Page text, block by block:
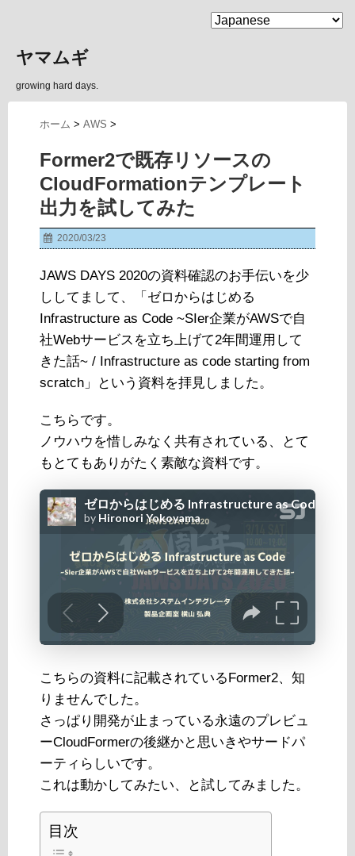
MENU
ヤマムギ
growing hard days.
ホーム > AWS >
Former2で既存リソースの
CloudFormationテンプレート
出力を試してみた
2020/03/23
JAWS DAYS 2020の資料確認のお手伝いを少
ししてまして、「ゼロからはじめる
Infrastructure as Code ~SIer企業がAWSで⾃
社Webサービスを⽴ち上げて2年間運⽤して
きた話~ / Infrastructure as code starting from
scratch」という資料を拝見しました。
こちらです。
ノウハウを惜しみなく共有されている、とて
もとてもありがたく素敵な資料です。
こちらの資料に記載されているFormer2、知
りませんでした。
さっぱり開発が止まっている永遠のプレビュ
ーCloudFormerの後継かと思いきやサードパ
ーティらしいです。
これは動かしてみたい、と試してみました。
目次